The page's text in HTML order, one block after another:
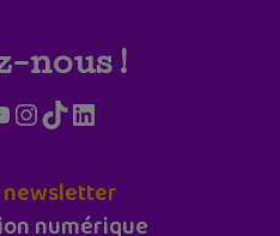
nous !
Instagram
TikTokLinkedIn
numérique